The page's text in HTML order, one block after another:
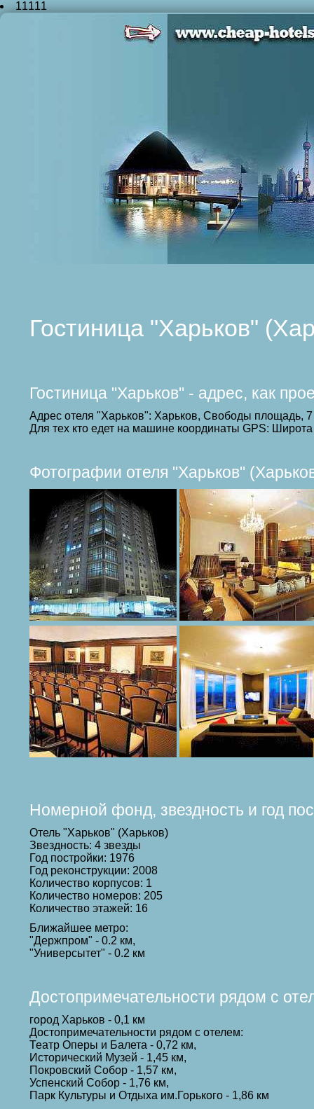
11111
Гостиница "Харьков"
Гостиница "Харьков" - адрес, как
Адрес отеля "Харьков": Харьков, Свободы площадь, 7
Для тех кто едет на машине координаты GPS:
Фотографии отеля "Харьков"
Номерной фонд, звездность и год
Отель "Харьков" (Харьков)
Звездность: 4 звезды
Год постройки: 1976
Год реконструкции: 2008
Количество корпусов: 1
Количество номеров: 205
Количество этажей: 16
Ближайшее метро:
"Держпром" - 0.2 км,
"Универсытет" - 0.2 км
Достопримечательности рядом с
город Харьков - 0,1 км
Достопримечательности рядом с отелем:
Театр Оперы и Балета - 0,72 км,
Исторический Музей - 1,45 км,
Покровский Собор - 1,57 км,
Успенский Собор - 1,76 км,
Парк Культуры и Отдыха им.Горького - 1,86 км